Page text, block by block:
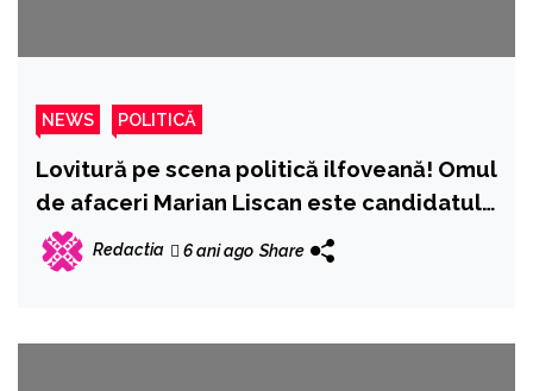
NEWS POLITICĂ
Lovitură pe scena politică ilfoveană! Omul
de afaceri Marian Liscan este candidatul
PNȚCD pentru Consiliul Local Brănești
Redactia 6 ani ago Share